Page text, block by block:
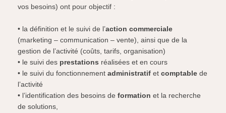
vos besoins) ont pour objectif :
• la définition et le suivi de l’action commerciale
(marketing – communication – vente), ainsi que de la
gestion de l’activité (coûts, tarifs, organisation)
• le suivi des prestations réalisées et en cours
• le suivi du fonctionnement administratif et comptable de
l’activité
• l’identification des besoins de formation et la recherche
de solutions,